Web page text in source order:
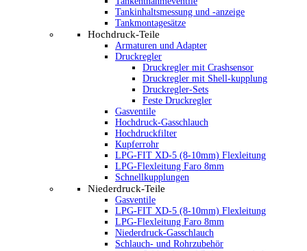
Tankinhaltsmessung und -anzeige
Tankmontagesätze
Hochdruck-Teile
Armaturen und Adapter
Druckregler
Druckregler mit Crashsensor
Druckregler mit Shell-kupplung
Druckregler-Sets
Feste Druckregler
Gasventile
Hochdruck-Gasschlauch
Hochdruckfilter
Kupferrohr
LPG-FIT XD-5 (8-10mm) Flexleitung
LPG-Flexleitung Faro 8mm
Schnellkupplungen
Niederdruck-Teile
Gasventile
LPG-FIT XD-5 (8-10mm) Flexleitung
LPG-Flexleitung Faro 8mm
Niederdruck-Gasschlauch
Schlauch- und Rohrzubehör